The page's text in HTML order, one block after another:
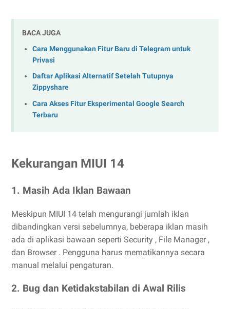
BACA JUGA
Cara Menggunakan Fitur Baru di Telegram untuk
Privasi
Daftar Aplikasi Alternatif Setelah Tutupnya
Zippyshare
Cara Akses Fitur Eksperimental Google Search
Terbaru
Kekurangan MIUI 14
1. Masih Ada Iklan Bawaan
Meskipun MIUI 14 telah mengurangi jumlah iklan
dibandingkan versi sebelumnya, beberapa iklan masih
ada di aplikasi bawaan seperti Security , File Manager ,
dan Browser . Pengguna harus mematikannya secara
manual melalui pengaturan.
2. Bug dan Ketidakstabilan di Awal Rilis